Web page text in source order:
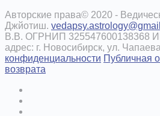
Авторские права© 2020 -
Джйотиш.
В.В. ОГРНИП 325547600138368
адрес: г. Новосибирск, ул.
конфиденциальности Публичная
возврата